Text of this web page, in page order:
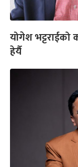
योगेश भट्टराईको
हेर्यै